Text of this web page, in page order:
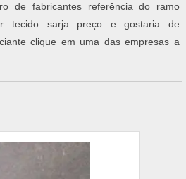
de fabricantes referência do ramo
tecido sarja preço e gostaria de
clique em uma das empresas a